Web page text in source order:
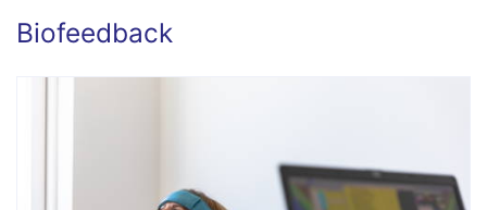
Biofeedback